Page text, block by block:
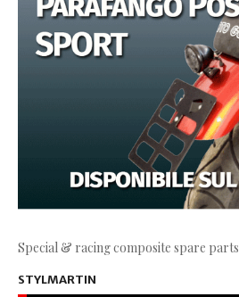
Special & racing composite spare parts
STYLMARTIN